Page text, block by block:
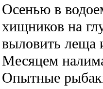
Осенью в
хищников на
выловить леща
Месяцем
Опытные